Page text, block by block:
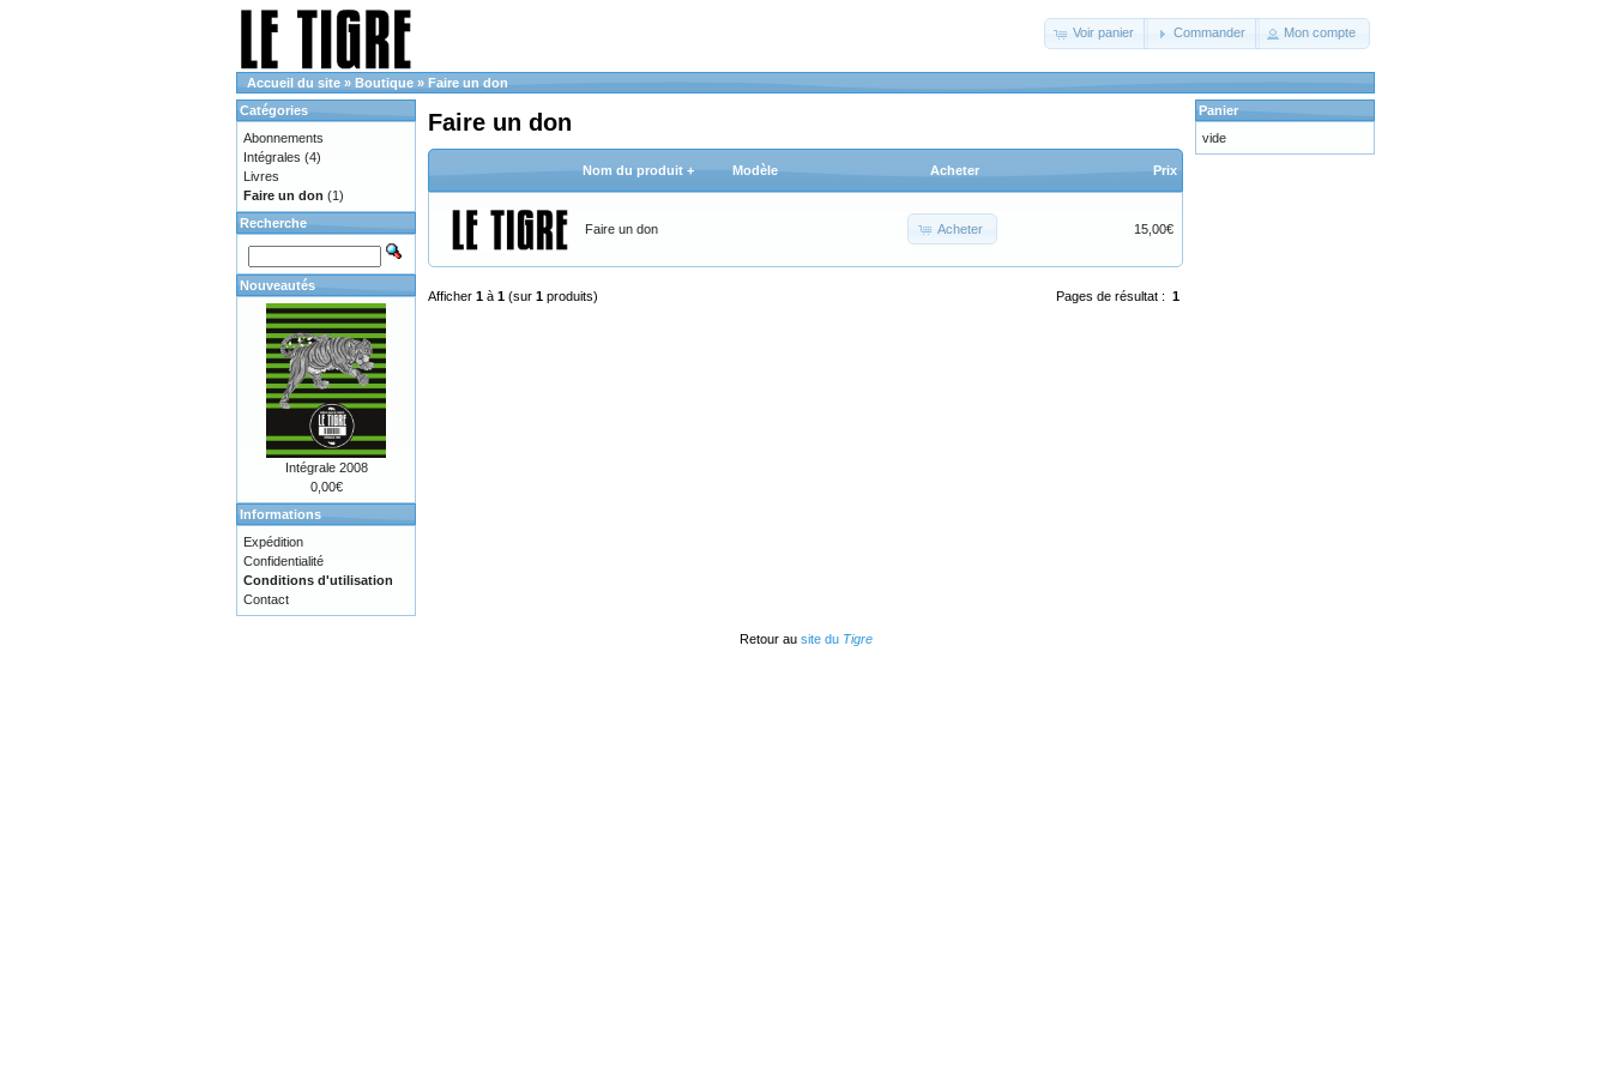
Voir panier Commander Mon compte
Accueil du site » Boutique » Faire un don
Faire un don
Nom du produit + Modèle Acheter Prix
Faire un don Acheter 15,00€
Pages de résultat : 1
Afficher 1 à 1 (sur 1 produits)
Catégories
Abonnements
Intégrales (4)
Livres
Faire un don (1)
Recherche
Nouveautés
Intégrale 2008
0,00€
Informations
Expédition
Confidentialité
Conditions d'utilisation
Contact
Panier
vide
Retour au site du Tigre